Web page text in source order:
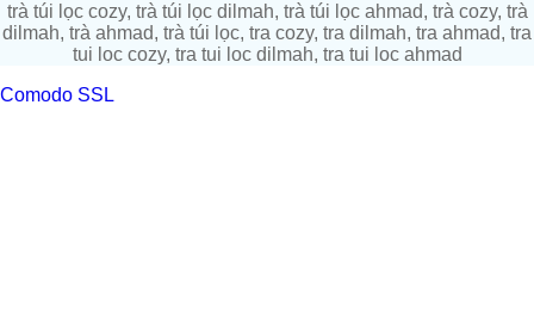
trà túi lọc cozy, trà túi lọc dilmah, trà túi lọc ahmad, trà cozy, trà
dilmah, trà ahmad, trà túi lọc, tra cozy, tra dilmah, tra ahmad, tra
tui loc cozy, tra tui loc dilmah, tra tui loc ahmad
Comodo SSL